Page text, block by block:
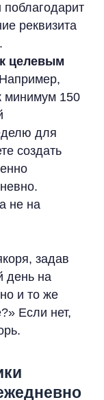
реквизита
целевым
Например,
минимум 150
для
создать
не на
задав
день на
и то же
Если нет,